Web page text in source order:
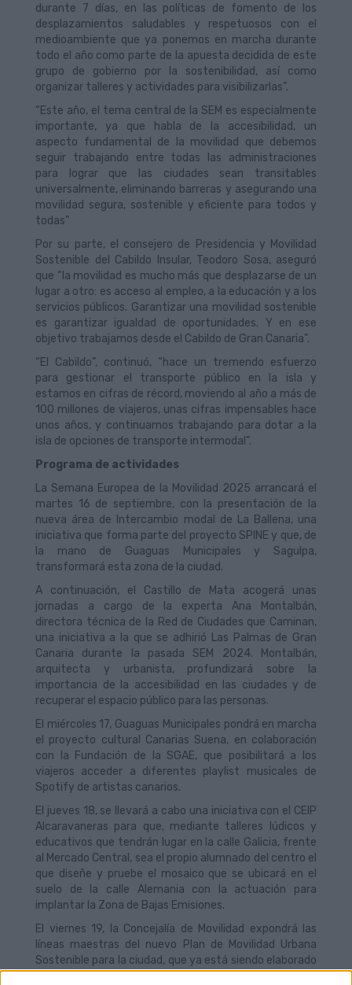
durante 7 días, en las políticas de fomento de los
desplazamientos saludables y respetuosos con el
medioambiente que ya ponemos en marcha durante
todo el año como parte de la apuesta decidida de este
grupo de gobierno por la sostenibilidad, así como
organizar talleres y actividades para visibilizarlas”.
“Este año, el tema central de la SEM es especialmente
importante, ya que habla de la accesibilidad, un
aspecto fundamental de la movilidad que debemos
seguir trabajando entre todas las administraciones
para lograr que las ciudades sean transitables
universalmente, eliminando barreras y asegurando una
movilidad segura, sostenible y eficiente para todos y
todas”
Por su parte, el consejero de Presidencia y Movilidad
Sostenible del Cabildo Insular, Teodoro Sosa, aseguró
que “la movilidad es mucho más que desplazarse de un
lugar a otro: es acceso al empleo, a la educación y a los
servicios públicos. Garantizar una movilidad sostenible
es garantizar igualdad de oportunidades. Y en ese
objetivo trabajamos desde el Cabildo de Gran Canaria”.
“El Cabildo”, continuó, “hace un tremendo esfuerzo
para gestionar el transporte público en la isla y
estamos en cifras de récord, moviendo al año a más de
100 millones de viajeros, unas cifras impensables hace
unos años, y continuamos trabajando para dotar a la
isla de opciones de transporte intermodal”.
Programa de actividades
La Semana Europea de la Movilidad 2025 arrancará el
martes 16 de septiembre, con la presentación de la
nueva área de Intercambio modal de La Ballena, una
iniciativa que forma parte del proyecto SPINE y que, de
la mano de Guaguas Municipales y Sagulpa,
transformará esta zona de la ciudad.
A continuación, el Castillo de Mata acogerá unas
jornadas a cargo de la experta Ana Montalbán,
directora técnica de la Red de Ciudades que Caminan,
una iniciativa a la que se adhirió Las Palmas de Gran
Canaria durante la pasada SEM 2024. Montalbán,
arquitecta y urbanista, profundizará sobre la
importancia de la accesibilidad en las ciudades y de
recuperar el espacio público para las personas.
El miércoles 17, Guaguas Municipales pondrá en marcha
el proyecto cultural Canarias Suena, en colaboración
con la Fundación de la SGAE, que posibilitará a los
viajeros acceder a diferentes playlist musicales de
Spotify de artistas canarios.
El jueves 18, se llevará a cabo una iniciativa con el CEIP
Alcaravaneras para que, mediante talleres lúdicos y
educativos que tendrán lugar en la calle Galicia, frente
al Mercado Central, sea el propio alumnado del centro el
que diseñe y pruebe el mosaico que se ubicará en el
suelo de la calle Alemania con la actuación para
implantar la Zona de Bajas Emisiones.
El viernes 19, la Concejalía de Movilidad expondrá las
líneas maestras del nuevo Plan de Movilidad Urbana
Sostenible para la ciudad, que ya está siendo elaborado
tras completar los objetivos del documento vigente.